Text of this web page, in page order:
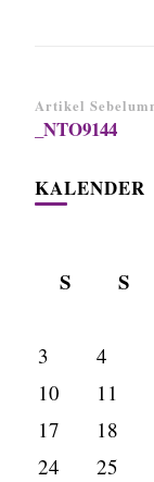
Navigasi
Artikel
Artikel
_NTO9144
KALENDER
S S
3
4
10
11
17
18
24
25